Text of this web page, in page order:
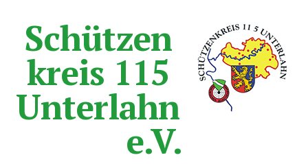
Schützen
kreis 115
Unterlahn
e.V.